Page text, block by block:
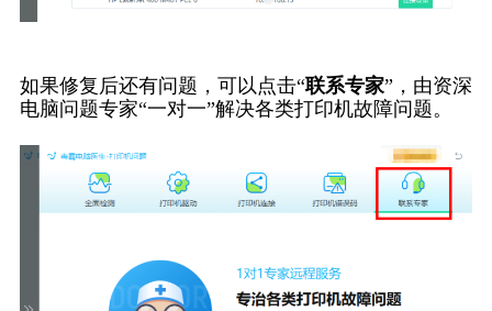
如果修复后还有问题，可以点击“联系专家”，由资深
电脑问题专家“一对一”解决各类打印机故障问题。